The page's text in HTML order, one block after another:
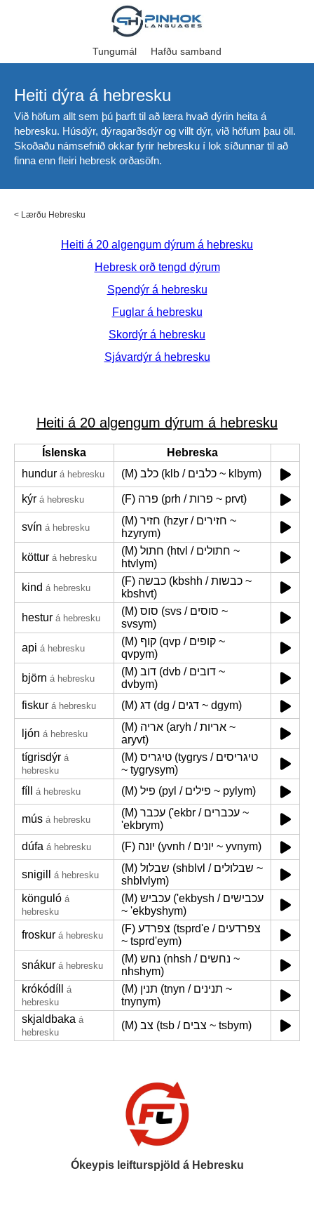
Tungumál Hafðu samband
Heiti dýra á hebresku
Við höfum allt sem þú þarft til að læra hvað dýrin heita á
hebresku. Húsdýr, dýragarðsdýr og villt dýr, við höfum þau öll.
Skoðaðu námsefnið okkar fyrir hebresku í lok síðunnar til að
finna enn fleiri hebresk orðasöfn.
< Lærðu Hebresku
Heiti á 20 algengum dýrum á hebresku
Hebresk orð tengd dýrum
Spendýr á hebresku
Fuglar á hebresku
Skordýr á hebresku
Sjávardýr á hebresku
Heiti á 20 algengum dýrum á hebresku
Íslenska
Hebreska
hundur á hebresku (M) כלב (klb / כלבים ~ klbym)
kýr á hebresku (F) פרה (prh / פרות ~ prvt)
svín á hebresku
(M) חזיר (hzyr / חזירים ~
hzyrym)
köttur á hebresku
(M) חתול (htvl / חתולים ~
htvlym)
kind á hebresku
(F) כבשה (kbshh / כבשות ~
kbshvt)
hestur á hebresku
(M) סוס (svs / סוסים ~
svsym)
api á hebresku
(M) קוף (qvp / קופים ~
qvpym)
björn á hebresku
(M) דוב (dvb / דובים ~
dvbym)
fiskur á hebresku (M) דג (dg / דגים ~ dgym)
ljón á hebresku
(M) אריה (aryh / אריות ~
aryvt)
tígrisdýr á
hebresku
(M) טיגריס (tygrys / טיגריסים
~ tygrysym)
fíll
á hebresku (M) פיל (pyl / פילים ~ pylym)
mús á hebresku
(M) עכבר ('ekbr / עכברים ~
'ekbrym)
dúfa á hebresku (F) יונה (yvnh / יונים ~ yvnym)
snigill á hebresku
(M) שבלול (shblvl / שבלולים ~
shblvlym)
könguló á
hebresku
(M) עכביש ('ekbysh / עכבישים
~ 'ekbyshym)
froskur á hebresku
(F) צפרדע (tsprd'e / צפרדעים
~ tsprd'eym)
snákur á hebresku
(M) נחש (nhsh / נחשים ~
nhshym)
krókódíll
á
hebresku
(M) תנין (tnyn / תנינים ~
tnynym)
skjaldbaka á
hebresku
(M) צב (tsb / צבים ~ tsbym)
Ókeypis leifturspjöld á Hebresku